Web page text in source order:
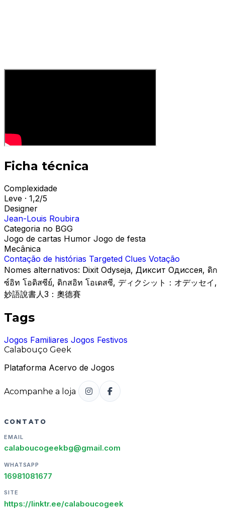
Ficha técnica
Complexidade
Leve · 1,2/5
Designer
Jean-Louis Roubira
Categoria no BGG
Jogo de cartas Humor Jogo de festa
Mecânica
Contação de histórias Targeted Clues Votação
Nomes alternativos: Dixit Odyseja, Диксит Одиссея, ดิก
ซ์อิท โอดิสซีย์, ดิกสอิท โอเดสซี, ディクシット：オデッセイ,
妙語說書人3：奧德賽
Tags
Jogos Familiares Jogos Festivos
Calabouço Geek
Plataforma Acervo de Jogos
Acompanhe a loja
CONTATO
EMAIL
calaboucogeekbg@gmail.com
WHATSAPP
16981081677
SITE
https://linktr.ee/calaboucogeek